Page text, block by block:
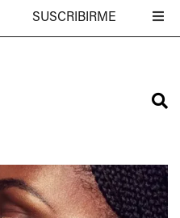
SUSCRIBIRME